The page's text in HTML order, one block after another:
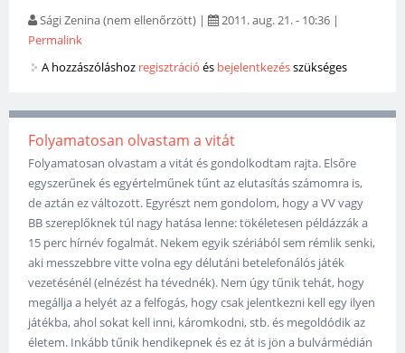
Sági Zenina (nem ellenőrzött) | 2011. aug. 21. - 10:36 |
Permalink
A hozzászóláshoz regisztráció és bejelentkezésszükséges
Folyamatosan olvastam a vitát
Folyamatosan olvastam a vitát és gondolkodtam rajta. Elsőre
egyszerűnek és egyértelműnek tűnt az elutasítás számomra is,
de aztán ez változott. Egyrészt nem gondolom, hogy a VV vagy
BB szereplőknek túl nagy hatása lenne: tökéletesen példázzák a
15 perc hírnév fogalmát. Nekem egyik szériából sem rémlik senki,
aki messzebbre vitte volna egy délutáni betelefonálós játék
vezetésénél (elnézést ha tévednék). Nem úgy tűnik tehát, hogy
megállja a helyét az a felfogás, hogy csak jelentkezni kell egy ilyen
játékba, ahol sokat kell inni, káromkodni, stb. és megoldódik az
életem. Inkább tűnik hendikepnek és ez át is jön a bulvármédián